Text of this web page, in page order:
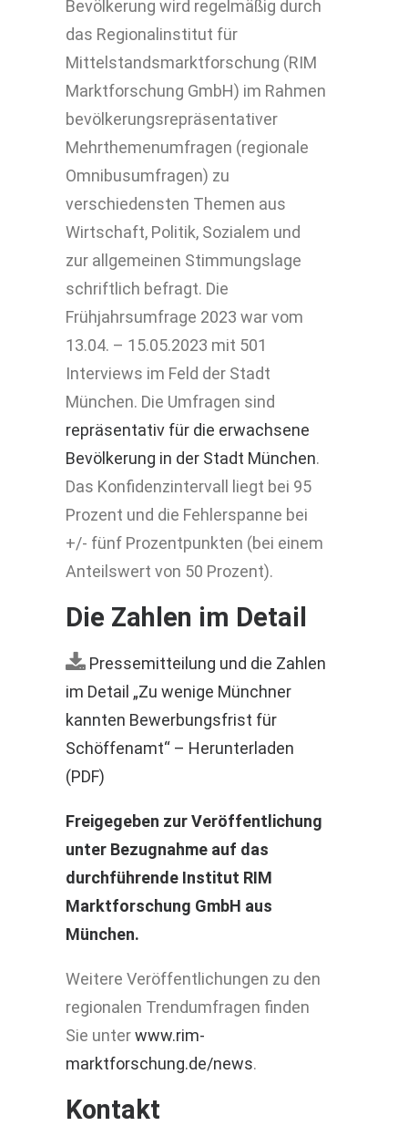
Bevölkerung wird regelmäßig durch
das Regionalinstitut für
Mittelstandsmarktforschung (RIM
Marktforschung GmbH) im Rahmen
bevölkerungsrepräsentativer
Mehrthemenumfragen (regionale
Omnibusumfragen) zu
verschiedensten Themen aus
Wirtschaft, Politik, Sozialem und
zur allgemeinen Stimmungslage
schriftlich befragt. Die
Frühjahrsumfrage 2023 war vom
13.04. – 15.05.2023 mit 501
Interviews im Feld der Stadt
München. Die Umfragen sind
repräsentativ für die erwachsene
Bevölkerung in der Stadt München.
Das Konfidenzintervall liegt bei 95
Prozent und die Fehlerspanne bei
+/- fünf Prozentpunkten (bei einem
Anteilswert von 50 Prozent).
Die Zahlen im Detail
Pressemitteilung und die Zahlen
im Detail „Zu wenige Münchner
kannten Bewerbungsfrist für
Schöffenamt“ – Herunterladen
(PDF)
Freigegeben zur Veröffentlichung
unter Bezugnahme auf das
durchführende Institut RIM
Marktforschung GmbH aus
München.
Weitere Veröffentlichungen zu den
regionalen Trendumfragen finden
Sie unterwww.rim-
marktforschung.de/news.
Kontakt